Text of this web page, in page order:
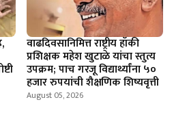
वाढदिवसानिमित्त राष्ट्रीय हॉकी
प्रशिक्षक महेश खुटाळे यांचा स्तुत्य
उपक्रम; पाच गरजू विद्यार्थ्यांना ५०
हजार रुपयांची शैक्षणिक शिष्यवृत्ती
August 05, 2026